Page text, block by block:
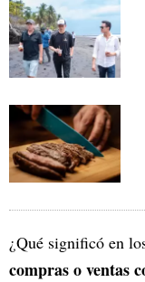
¿Qué significó en
compras o ventas